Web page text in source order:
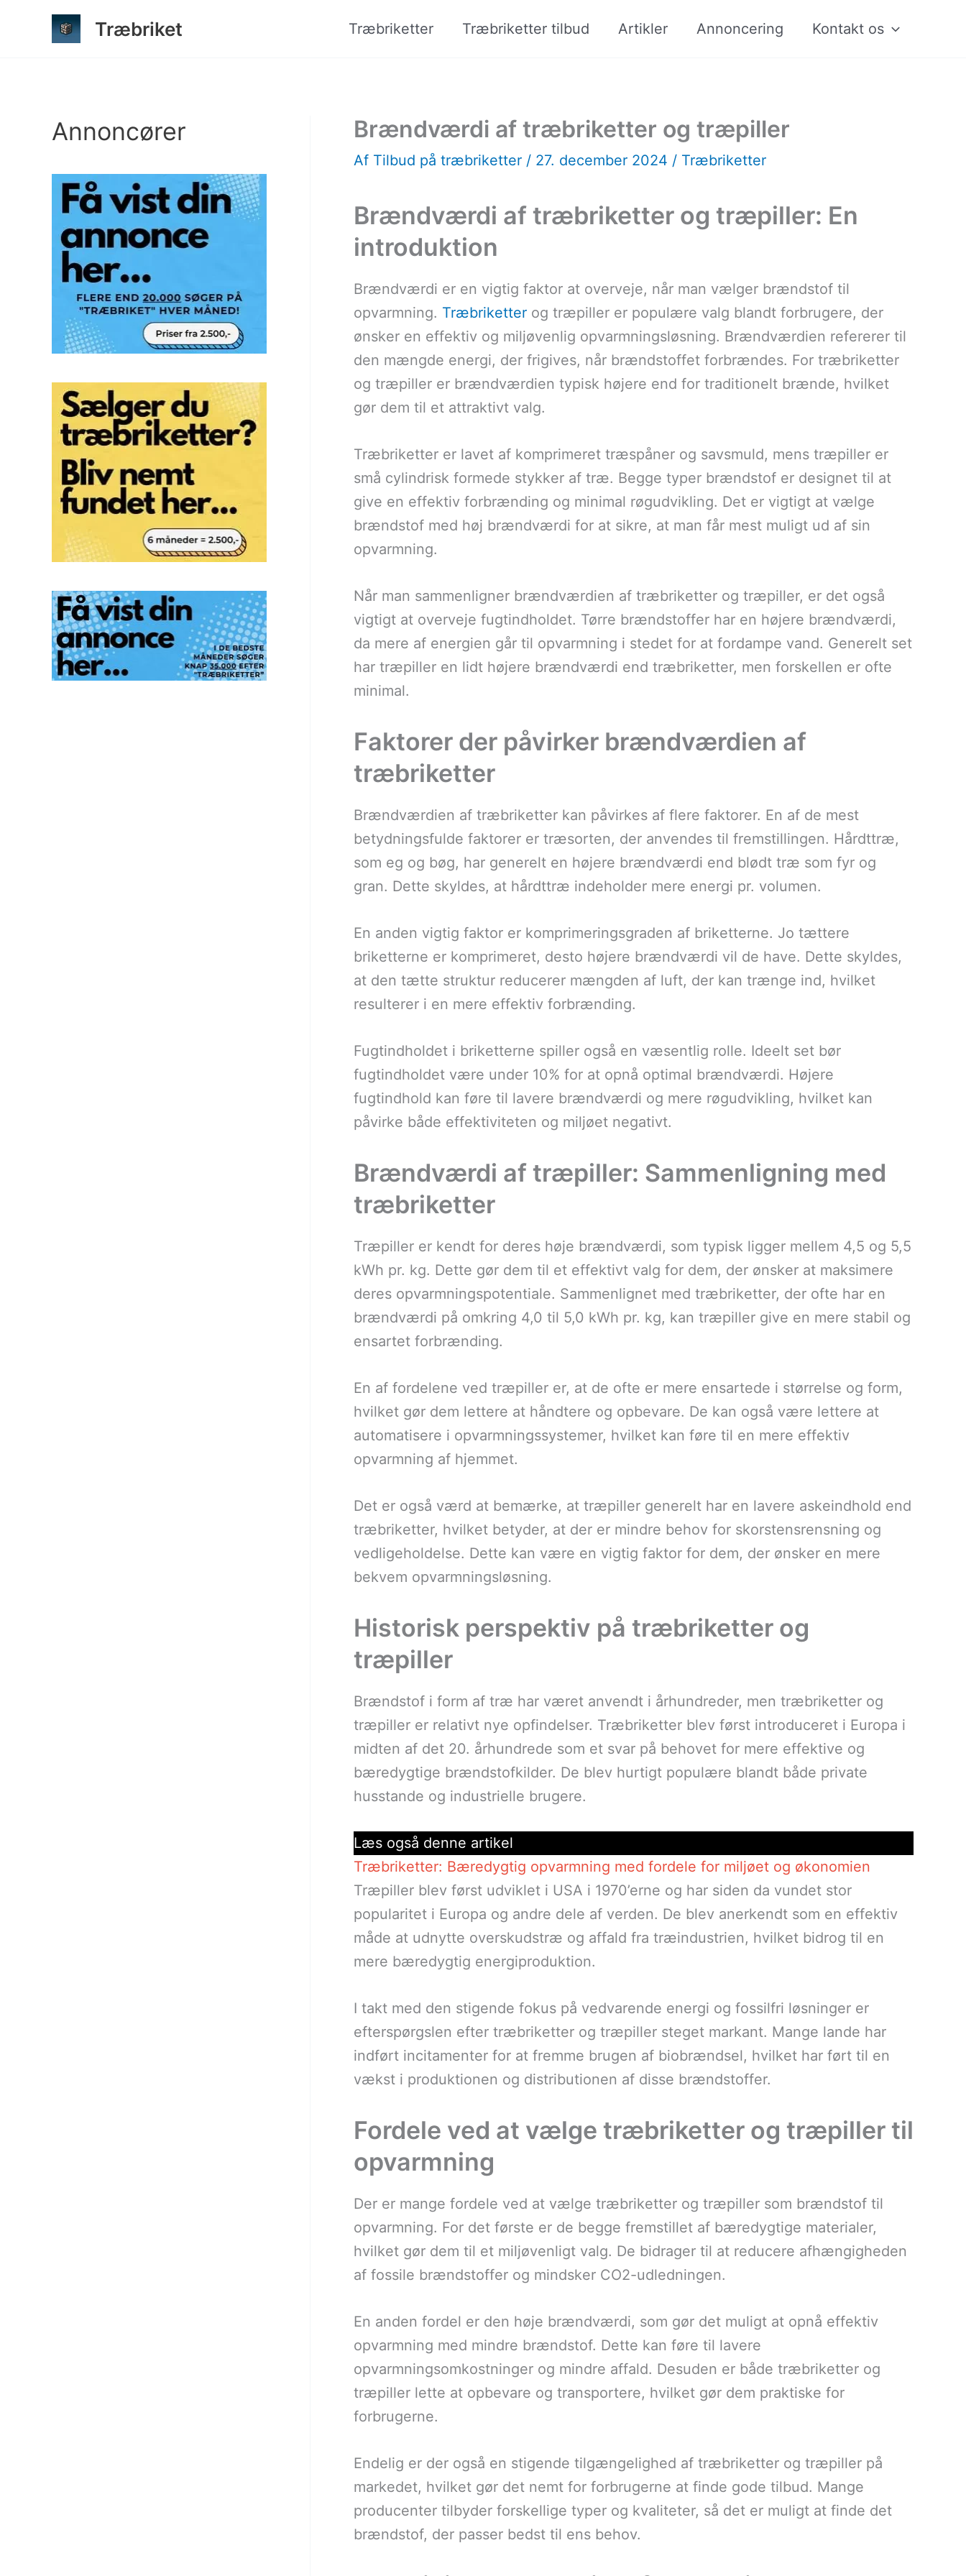
Træbriket Træbriketter Træbriketter tilbud Artikler Annoncering Kontakt os
Annoncører Brændværdi af træbriketter og træpiller
Af Tilbud på træbriketter / 27. december 2024 / Træbriketter
Brændværdi af træbriketter og træpiller: En
introduktion
Brændværdi er en vigtig faktor at overveje, når man vælger brændstof til
opvarmning. Træbriketter og træpiller er populære valg blandt forbrugere, der
ønsker en effektiv og miljøvenlig opvarmningsløsning. Brændværdien refererer til
den mængde energi, der frigives, når brændstoffet forbrændes. For træbriketter
og træpiller er brændværdien typisk højere end for traditionelt brænde, hvilket
gør dem til et attraktivt valg.
Træbriketter er lavet af komprimeret træspåner og savsmuld, mens træpiller er
små cylindrisk formede stykker af træ. Begge typer brændstof er designet til at
give en effektiv forbrænding og minimal røgudvikling. Det er vigtigt at vælge
brændstof med høj brændværdi for at sikre, at man får mest muligt ud af sin
opvarmning.
Når man sammenligner brændværdien af træbriketter og træpiller, er det også
vigtigt at overveje fugtindholdet. Tørre brændstoffer har en højere brændværdi,
da mere af energien går til opvarmning i stedet for at fordampe vand. Generelt set
har træpiller en lidt højere brændværdi end træbriketter, men forskellen er ofte
minimal.
Faktorer der påvirker brændværdien af
træbriketter
Brændværdien af træbriketter kan påvirkes af flere faktorer. En af de mest
betydningsfulde faktorer er træsorten, der anvendes til fremstillingen. Hårdttræ,
som eg og bøg, har generelt en højere brændværdi end blødt træ som fyr og
gran. Dette skyldes, at hårdttræ indeholder mere energi pr. volumen.
En anden vigtig faktor er komprimeringsgraden af briketterne. Jo tættere
briketterne er komprimeret, desto højere brændværdi vil de have. Dette skyldes,
at den tætte struktur reducerer mængden af luft, der kan trænge ind, hvilket
resulterer i en mere effektiv forbrænding.
Fugtindholdet i briketterne spiller også en væsentlig rolle. Ideelt set bør
fugtindholdet være under 10% for at opnå optimal brændværdi. Højere
fugtindhold kan føre til lavere brændværdi og mere røgudvikling, hvilket kan
påvirke både effektiviteten og miljøet negativt.
Brændværdi af træpiller: Sammenligning med
træbriketter
Træpiller er kendt for deres høje brændværdi, som typisk ligger mellem 4,5 og 5,5
kWh pr. kg. Dette gør dem til et effektivt valg for dem, der ønsker at maksimere
deres opvarmningspotentiale. Sammenlignet med træbriketter, der ofte har en
brændværdi på omkring 4,0 til 5,0 kWh pr. kg, kan træpiller give en mere stabil og
ensartet forbrænding.
En af fordelene ved træpiller er, at de ofte er mere ensartede i størrelse og form,
hvilket gør dem lettere at håndtere og opbevare. De kan også være lettere at
automatisere i opvarmningssystemer, hvilket kan føre til en mere effektiv
opvarmning af hjemmet.
Det er også værd at bemærke, at træpiller generelt har en lavere askeindhold end
træbriketter, hvilket betyder, at der er mindre behov for skorstensrensning og
vedligeholdelse. Dette kan være en vigtig faktor for dem, der ønsker en mere
bekvem opvarmningsløsning.
Historisk perspektiv på træbriketter og
træpiller
Brændstof i form af træ har været anvendt i århundreder, men træbriketter og
træpiller er relativt nye opfindelser. Træbriketter blev først introduceret i Europa i
midten af det 20. århundrede som et svar på behovet for mere effektive og
bæredygtige brændstofkilder. De blev hurtigt populære blandt både private
husstande og industrielle brugere.
Læs også denne artikel
Træbriketter: Bæredygtig opvarmning med fordele for miljøet og økonomien
Træpiller blev først udviklet i USA i 1970’erne og har siden da vundet stor
popularitet i Europa og andre dele af verden. De blev anerkendt som en effektiv
måde at udnytte overskudstræ og affald fra træindustrien, hvilket bidrog til en
mere bæredygtig energiproduktion.
I takt med den stigende fokus på vedvarende energi og fossilfri løsninger er
efterspørgslen efter træbriketter og træpiller steget markant. Mange lande har
indført incitamenter for at fremme brugen af biobrændsel, hvilket har ført til en
vækst i produktionen og distributionen af disse brændstoffer.
Fordele ved at vælge træbriketter og træpiller til
opvarmning
Der er mange fordele ved at vælge træbriketter og træpiller som brændstof til
opvarmning. For det første er de begge fremstillet af bæredygtige materialer,
hvilket gør dem til et miljøvenligt valg. De bidrager til at reducere afhængigheden
af fossile brændstoffer og mindsker CO2-udledningen.
En anden fordel er den høje brændværdi, som gør det muligt at opnå effektiv
opvarmning med mindre brændstof. Dette kan føre til lavere
opvarmningsomkostninger og mindre affald. Desuden er både træbriketter og
træpiller lette at opbevare og transportere, hvilket gør dem praktiske for
forbrugerne.
Endelig er der også en stigende tilgængelighed af træbriketter og træpiller på
markedet, hvilket gør det nemt for forbrugerne at finde gode tilbud. Mange
producenter tilbyder forskellige typer og kvaliteter, så det er muligt at finde det
brændstof, der passer bedst til ens behov.